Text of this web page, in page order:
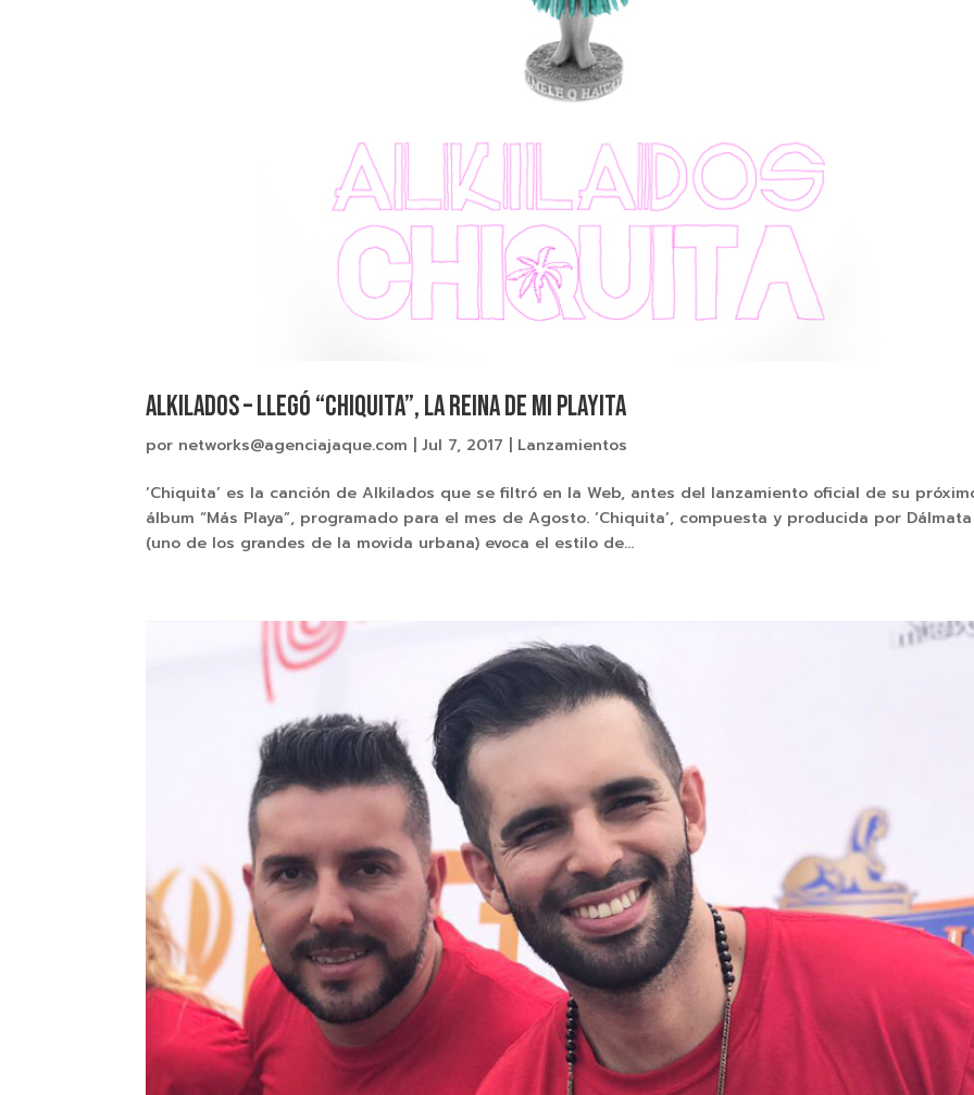
ALKILADOS – Llegó “CHIQUITA”, La reina de mi playita
por networks@agenciajaque.com |Jul 7, 2017 | Lanzamientos
‘Chiquita’ es la canción de Alkilados que se filtró en la Web, antes del lanzamiento oficial de su
álbum “Más Playa”, programado para el mes de Agosto. ‘Chiquita’, compuesta y producida por Dálmata
(uno de los grandes de la movida urbana) evoca el estilo de...